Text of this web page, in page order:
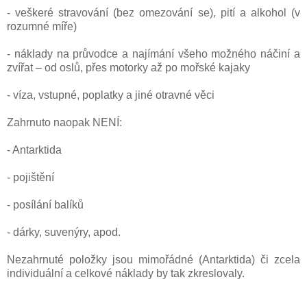
- veškeré stravování (bez omezování se), pití a alkohol (v
rozumné míře)
- náklady na průvodce a najímání všeho možného náčiní a
zvířat – od oslů, přes motorky až po mořské kajaky
- víza, vstupné, poplatky a jiné otravné věci
Zahrnuto naopak NENÍ:
- Antarktida
- pojištění
- posílání balíků
- dárky, suvenýry, apod.
Nezahrnuté položky jsou mimořádné (Antarktida) či zcela
individuální a celkové náklady by tak zkreslovaly.